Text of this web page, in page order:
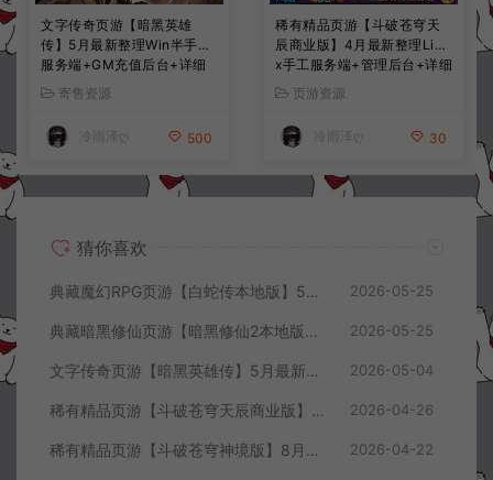
文字传奇页游【暗黑英雄
传】5月最新整理Win半手工
服务端+GM充值后台+详细
搭建教程
寄售资源
冷雨泽ღ 500
稀有精品页游【斗破苍穹天
辰商业版】4月最新整理Linu
x手工服务端+管理后台+详细
外网搭建教程
页游资源
冷雨泽ღ 30
猜你喜欢
典藏魔幻RPG页游【白蛇传本地版】5月最新整理Win一键服务端+PC客户端+GM工具+详细搭建教程 2026-05-25
典藏暗黑修仙页游【暗黑修仙2本地版】5月最新整理Win一键服务端+配套注册网页+GM工具+PC客户端+详细搭建教程 2026-05-25
文字传奇页游【暗黑英雄传】5月最新整理Win半手工服务端+GM充值后台+详细搭建教程 2026-05-04
稀有精品页游【斗破苍穹天辰商业版】4月最新整理Linux手工服务端+管理后台+详细外网搭建教程 2026-04-26
稀有精品页游【斗破苍穹神境版】8月最新整理Linux手工服务端+管理后台+详细外网搭建教程 2026-04-22